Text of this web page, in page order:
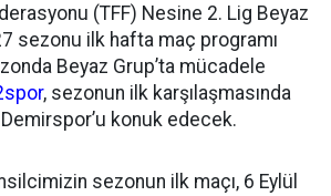
(TFF) Nesine 2. Lig Beyaz
sezonu ilk hafta maç programı
Beyaz Grup’ta mücadele
, sezonun ilk karşılaşmasında
konuk edecek.
sezonun ilk maçı, 6 Eylül